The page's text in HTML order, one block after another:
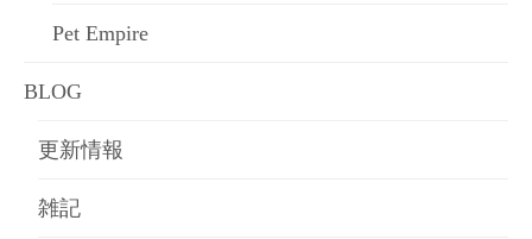
Pet Empire
BLOG
更新情報
雑記